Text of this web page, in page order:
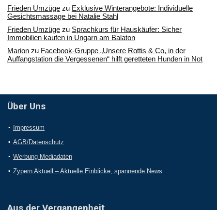
Frieden Umzüge zu Exklusive Winterangebote: Individuelle
Gesichtsmassage bei Natalie Stahl
Frieden Umzüge zu Sprachkurs für Hauskäufer: Sicher
Immobilien kaufen in Ungarn am Balaton
Marion zu Facebook-Gruppe „Unsere Rottis & Co, in der
Auffangstation die Vergessenen“ hilft geretteten Hunden in Not
Über Uns
Impressum
AGB/Datenschutz
Werbung Mediadaten
Zypern Aktuell – Aktuelle Einblicke, spannende News